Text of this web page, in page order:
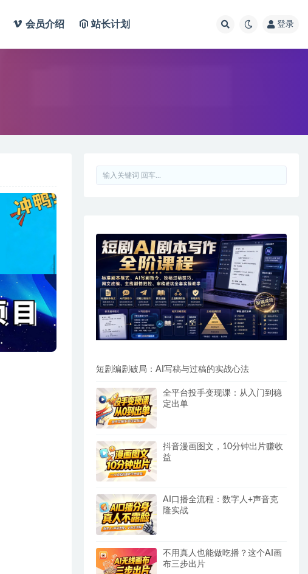
会员介绍 站长计划 登录
短剧编剧破局：AI写稿与过稿的实战心法
全平台投手变现课：从入门到稳
定出单
抖音漫画图文，10分钟出片赚收
益
AI口播全流程：数字人+声音克
隆实战
不用真人也能做吃播？这个AI画
布三步出片